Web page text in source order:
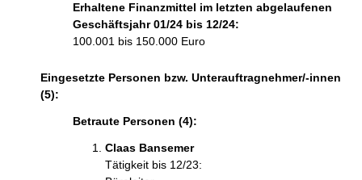
Erhaltene Finanzmittel im letzten abgelaufenen
Geschäftsjahr 01/24 bis 12/24:
100.001 bis 150.000 Euro
Eingesetzte Personen bzw. Unterauftragnehmer/-innen
(5):
Betraute Personen (4):
Claas Bansemer
Tätigkeit bis 12/23: